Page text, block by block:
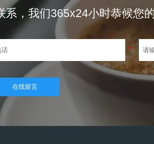
，我们365x24小时恭候您
在线留言